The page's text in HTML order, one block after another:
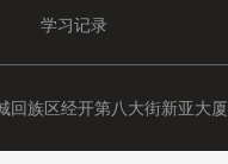
学习记录
回族区经开第八大街新亚大